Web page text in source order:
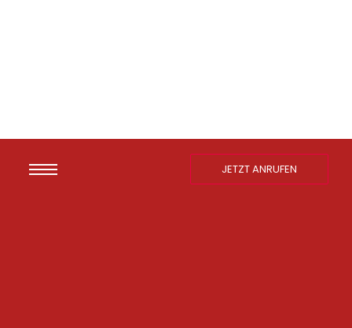
JETZT ANRUFEN